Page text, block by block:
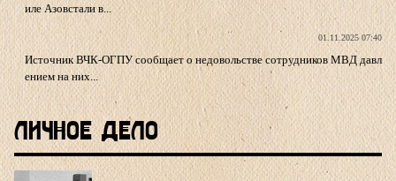
иле Азовстали в...
01.11.2025 07:40
Источник ВЧК-ОГПУ сообщает о недовольстве сотрудников МВД давл
ением на них...
Личное Дело